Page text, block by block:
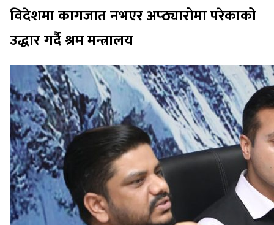
विदेशमा कागजात नभएर अप्ठ्यारोमा परेकाको
उद्धार गर्दै श्रम मन्त्रालय